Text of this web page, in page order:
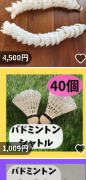
4,500円
1,009円